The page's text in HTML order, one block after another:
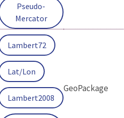
Pseudo-
Mercator
Lambert72
Lat/Lon
Lambert2008
GeoPackage